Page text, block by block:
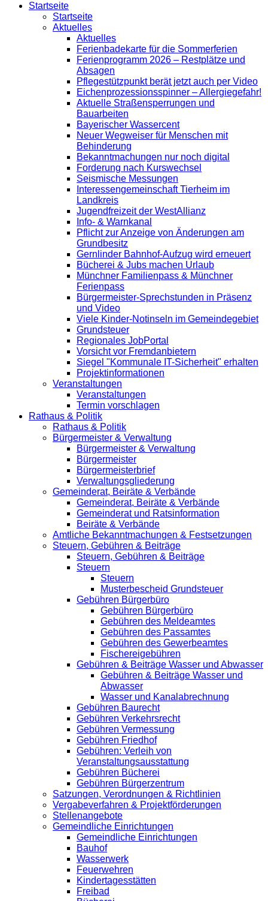
Startseite
Startseite
Aktuelles
Aktuelles
Ferienbadekarte für die Sommerferien
Ferienprogramm 2026 – Restplätze und
Absagen
Pflegestützpunkt berät jetzt auch per Video
Eichenprozessionsspinner – Allergiegefahr!
Aktuelle Straßensperrungen und
Bauarbeiten
Bayerischer Wassercent
Neuer Wegweiser für Menschen mit
Behinderung
Bekanntmachungen nur noch digital
Forderung nach Kurswechsel
Seismische Messungen
Interessengemeinschaft Tierheim im
Landkreis
Jugendfreizeit der WestAllianz
Info- & Warnkanal
Pflicht zur Anzeige von Änderungen am
Grundbesitz
Gernlinder Bahnhof-Aufzug wird erneuert
Bücherei & Jubs machen Urlaub
Münchner Familienpass & Münchner
Ferienpass
Bürgermeister-Sprechstunden in Präsenz
und Video
Viele Kinder-Notinseln im Gemeindegebiet
Grundsteuer
Regionales JobPortal
Vorsicht vor Fremdanbietern
Siegel "Kommunale IT-Sicherheit" erhalten
Projektinformationen
Veranstaltungen
Veranstaltungen
Termin vorschlagen
Rathaus & Politik
Rathaus & Politik
Bürgermeister & Verwaltung
Bürgermeister & Verwaltung
Bürgermeister
Bürgermeisterbrief
Verwaltungsgliederung
Gemeinderat, Beiräte & Verbände
Gemeinderat, Beiräte & Verbände
Gemeinderat und Ratsinformation
Beiräte & Verbände
Amtliche Bekanntmachungen & Festsetzungen
Steuern, Gebühren & Beiträge
Steuern, Gebühren & Beiträge
Steuern
Steuern
Musterbescheid Grundsteuer
Gebühren Bürgerbüro
Gebühren Bürgerbüro
Gebühren des Meldeamtes
Gebühren des Passamtes
Gebühren des Gewerbeamtes
Fischereigebühren
Gebühren & Beiträge Wasser und Abwasser
Gebühren & Beiträge Wasser und
Abwasser
Wasser und Kanalabrechnung
Gebühren Baurecht
Gebühren Verkehrsrecht
Gebühren Vermessung
Gebühren Friedhof
Gebühren: Verleih von
Veranstaltungsausstattung
Gebühren Bücherei
Gebühren Bürgerzentrum
Satzungen, Verordnungen & Richtlinien
Vergabeverfahren & Projektförderungen
Stellenangebote
Gemeindliche Einrichtungen
Gemeindliche Einrichtungen
Bauhof
Wasserwerk
Feuerwehren
Kindertagesstätten
Freibad